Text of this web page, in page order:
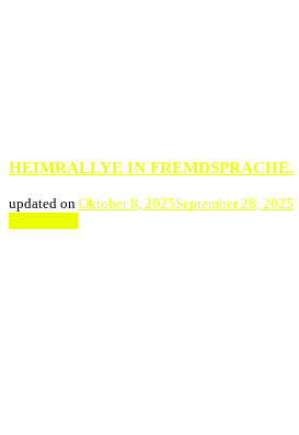
HEIMRALLYE IN FREMDSPRACHE.
updated on Oktober 8, 2025September 28, 2025